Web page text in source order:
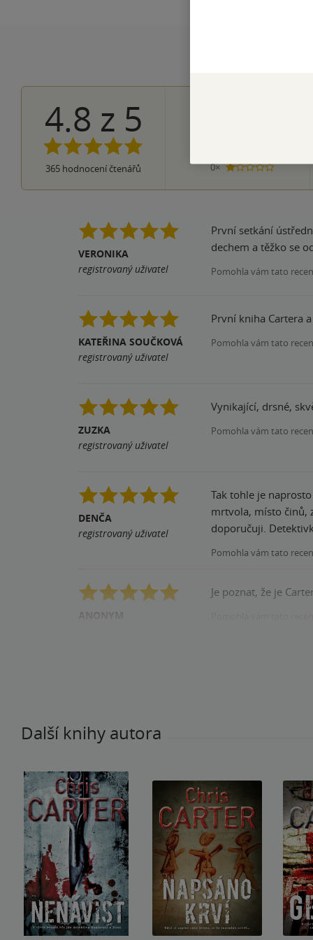
4.8 z 5
365 hodnocení čtenářů
0×
1 hvezdička
VERONIKA
registrovaný uživatel
První setkání
dechem a těžko se
Pomohla vám tato
KATEŘINA SOUČKOVÁ
registrovaný uživatel
První kniha Cartera
Pomohla vám tato
ZUZKA
registrovaný uživatel
Vynikající, drsné,
Pomohla vám tato
DENČA
registrovaný uživatel
Tak tohle je
mrtvola, místo činů,
doporučuji.
Pomohla vám tato
Je poznat, že je
Další knihy autora